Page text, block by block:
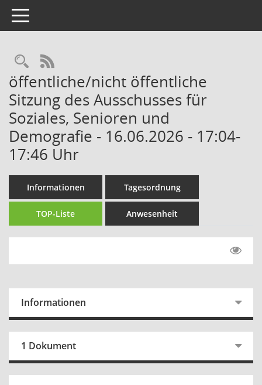
Toggle navigation
Rechercheauswahl
RSS-Feed
öffentliche/nicht öffentliche
Sitzung des Ausschusses für
Soziales, Senioren und
Demografie - 16.06.2026 - 17:04-
17:46 Uhr
Informationen Tagesordnung
TOP-Liste Anwesenheit
Informationen
1 Dokument